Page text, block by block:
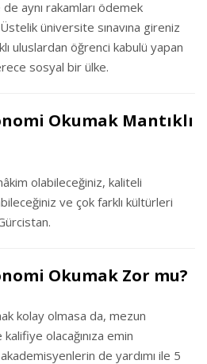
aynı rakamları ödemek
üniversite sınavına gireniz
uluslardan öğrenci kabulü yapan
sosyal bir ülke.
Okumak Mantıklı
olabileceğiniz, kaliteli
ve çok farklı kültürleri
Okumak Zor mu?
kolay olmasa da, mezun
olacağınıza emin
de yardımı ile 5